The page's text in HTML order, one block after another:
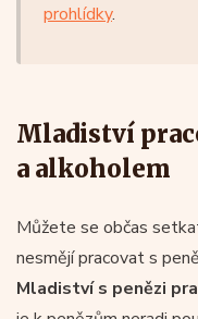
prohlídky.
Mladiství
a alkoholem
Můžete se občas
nesmějí pracovat s
Mladiství s penězi